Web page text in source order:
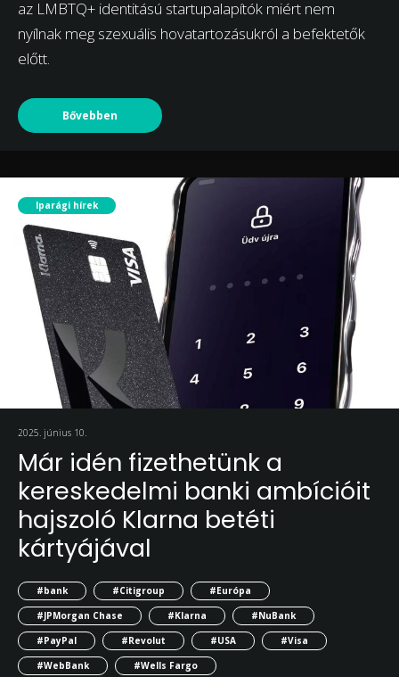
az LMBTQ+ identitású startupalapítók miért nem
nyílnak meg szexuális hovatartozásukról a befektetők
előtt.
Bővebben
Iparági hírek
2025. június 10.
Már idén fizethetünk a
kereskedelmi banki ambícióit
hajszoló Klarna betéti
kártyájával
#bank #Citigroup
#Európa
#JPMorgan Chase
#Klarna
#NuBank
#PayPal
#Revolut #USA
#Visa
#WebBank
#Wells Fargo